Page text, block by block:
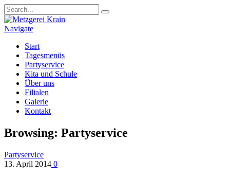
Navigate
Start
Tagesmenüs
Partyservice
Kita und Schule
Über uns
Filialen
Galerie
Kontakt
Browsing: Partyservice
Partyservice
13. April 2014 0